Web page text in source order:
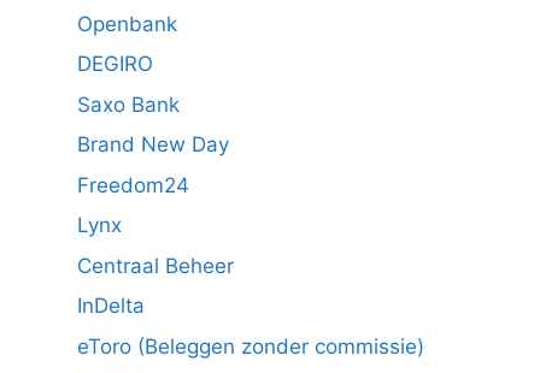
Openbank
DEGIRO
Saxo Bank
Brand New Day
Freedom24
Lynx
Centraal Beheer
InDelta
eToro (Beleggen zonder commissie)